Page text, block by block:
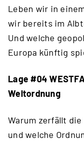
Leben wir in
wir bereits im
Und welche
Europa künftig
Lage #04
Weltordnung
Warum zerfällt
und welche